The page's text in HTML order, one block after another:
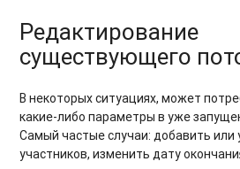
Редактирование
существующего
В некоторых ситуациях, может
какие-либо параметры в уже
Самый частые случаи: добавить или
участников, изменить дату